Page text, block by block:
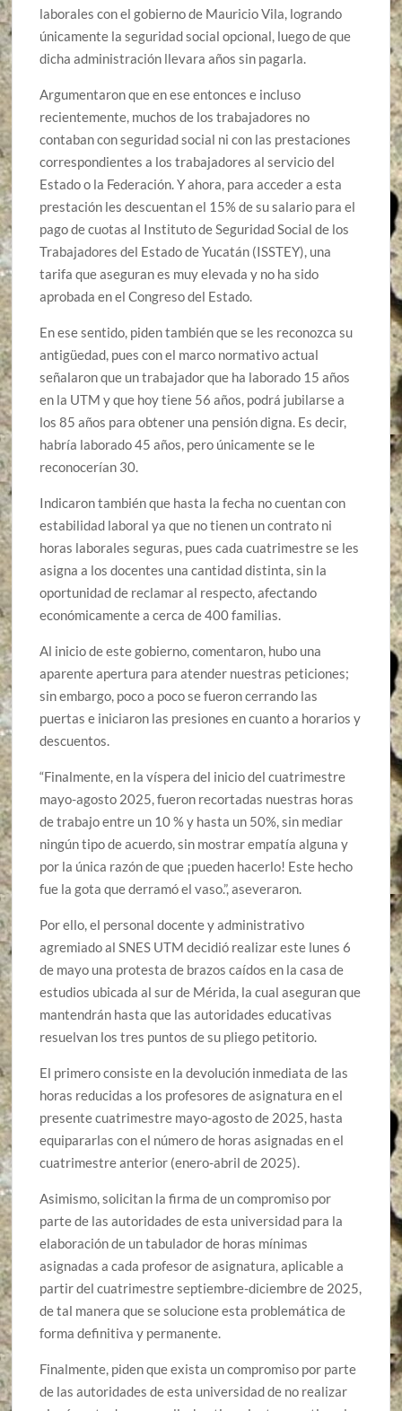
laborales con el gobierno de Mauricio Vila, logrando
únicamente la seguridad social opcional, luego de que
dicha administración llevara años sin pagarla.
Argumentaron que en ese entonces e incluso
recientemente, muchos de los trabajadores no
contaban con seguridad social ni con las prestaciones
correspondientes a los trabajadores al servicio del
Estado o la Federación. Y ahora, para acceder a esta
prestación les descuentan el 15% de su salario para el
pago de cuotas al Instituto de Seguridad Social de los
Trabajadores del Estado de Yucatán (ISSTEY), una
tarifa que aseguran es muy elevada y no ha sido
aprobada en el Congreso del Estado.
En ese sentido, piden también que se les reconozca su
antigüedad, pues con el marco normativo actual
señalaron que un trabajador que ha laborado 15 años
en la UTM y que hoy tiene 56 años, podrá jubilarse a
los 85 años para obtener una pensión digna. Es decir,
habría laborado 45 años, pero únicamente se le
reconocerían 30.
Indicaron también que hasta la fecha no cuentan con
estabilidad laboral ya que no tienen un contrato ni
horas laborales seguras, pues cada cuatrimestre se les
asigna a los docentes una cantidad distinta, sin la
oportunidad de reclamar al respecto, afectando
económicamente a cerca de 400 familias.
Al inicio de este gobierno, comentaron, hubo una
aparente apertura para atender nuestras peticiones;
sin embargo, poco a poco se fueron cerrando las
puertas e iniciaron las presiones en cuanto a horarios y
descuentos.
“Finalmente, en la víspera del inicio del cuatrimestre
mayo-agosto 2025, fueron recortadas nuestras horas
de trabajo entre un 10 % y hasta un 50%, sin mediar
ningún tipo de acuerdo, sin mostrar empatía alguna y
por la única razón de que ¡pueden hacerlo! Este hecho
fue la gota que derramó el vaso.”, aseveraron.
Por ello, el personal docente y administrativo
agremiado al SNES UTM decidió realizar este lunes 6
de mayo una protesta de brazos caídos en la casa de
estudios ubicada al sur de Mérida, la cual aseguran que
mantendrán hasta que las autoridades educativas
resuelvan los tres puntos de su pliego petitorio.
El primero consiste en la devolución inmediata de las
horas reducidas a los profesores de asignatura en el
presente cuatrimestre mayo-agosto de 2025, hasta
equipararlas con el número de horas asignadas en el
cuatrimestre anterior (enero-abril de 2025).
Asimismo, solicitan la firma de un compromiso por
parte de las autoridades de esta universidad para la
elaboración de un tabulador de horas mínimas
asignadas a cada profesor de asignatura, aplicable a
partir del cuatrimestre septiembre-diciembre de 2025,
de tal manera que se solucione esta problemática de
forma definitiva y permanente.
Finalmente, piden que exista un compromiso por parte
de las autoridades de esta universidad de no realizar